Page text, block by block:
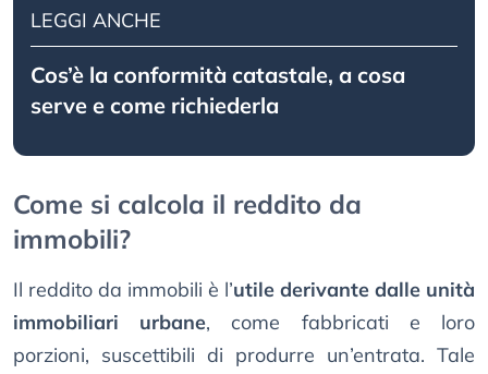
LEGGI ANCHE
Cos’è la conformità catastale, a cosa
serve e come richiederla
Come si calcola il reddito da
immobili?
Il reddito da immobili è l’utile derivante dalle unità
immobiliari urbane, come fabbricati e loro
porzioni, suscettibili di produrre un’entrata. Tale